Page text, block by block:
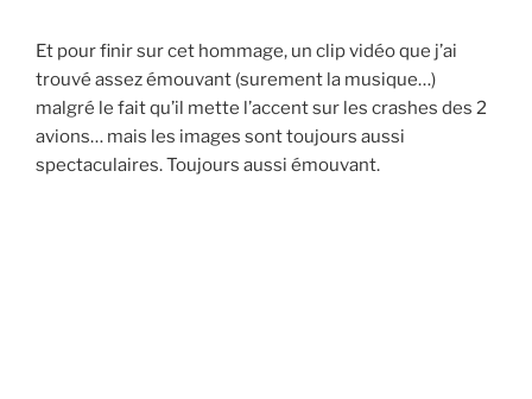
Et pour finir sur cet hommage, un clip vidéo que j’ai
trouvé assez émouvant (surement la musique…)
malgré le fait qu’il mette l’accent sur les crashes des 2
avions… mais les images sont toujours aussi
spectaculaires. Toujours aussi émouvant.